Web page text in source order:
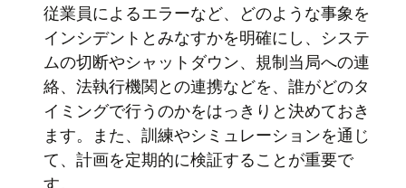
従業員によるエラーなど、どのような事象を
インシデントとみなすかを明確にし、システ
ムの切断やシャットダウン、規制当局への連
絡、法執行機関との連携などを、誰がどのタ
イミングで行うのかをはっきりと決めておき
ます。また、訓練やシミュレーションを通じ
て、計画を定期的に検証することが重要で
す。